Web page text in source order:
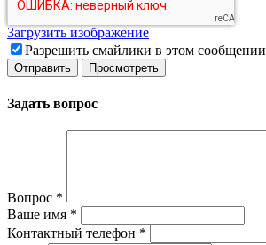
Загрузить изображение
Разрешить смайлики в этом сообщении
Задать вопрос
Вопрос *
Ваше имя *
Контактный телефон *